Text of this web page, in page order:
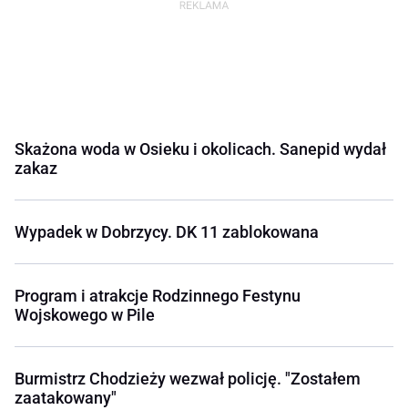
Skażona woda w Osieku i okolicach. Sanepid wydał
zakaz
Wypadek w Dobrzycy. DK 11 zablokowana
Program i atrakcje Rodzinnego Festynu
Wojskowego w Pile
Burmistrz Chodzieży wezwał policję. "Zostałem
zaatakowany"